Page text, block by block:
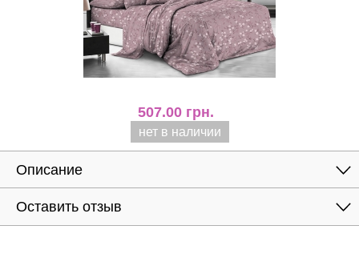
507.00 грн.
нет в наличии
Описание
Оставить отзыв